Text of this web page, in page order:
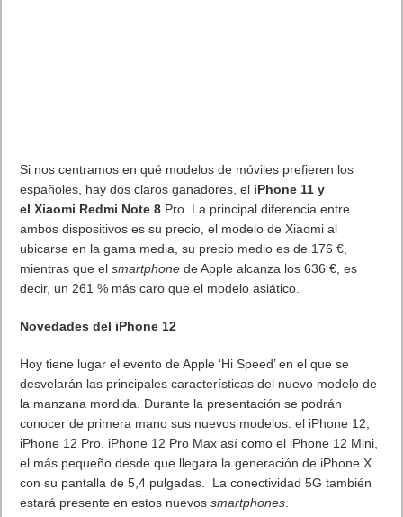
Si nos centramos en qué modelos de móviles prefieren los
españoles, hay dos claros ganadores, el iPhone 11 y
elXiaomi Redmi Note 8 Pro. La principal diferencia entre
ambos dispositivos es su precio, el modelo deXiaomi al
ubicarse en la gama media, su precio medio es de 176 €,
mientras que elsmartphone de Apple alcanza los 636 €, es
decir, un 261 % más caro que el modelo asiático.
Novedades del iPhone 12
Hoy tiene lugar el evento de Apple ‘HiSpeed ’ en el que se
desvelarán las principales características del nuevo modelo de
la manzana mordida. Durante la presentación se podrán
conocer de primera mano sus nuevos modelos: el iPhone 12,
iPhone 12 Pro, iPhone 12 Pro Max así como el iPhone 12 Mini,
el más pequeño desde que llegara la generación de iPhone X
con su pantalla de 5,4 pulgadas. La conectividad 5G también
estará presente en estos nuevossmartphones.